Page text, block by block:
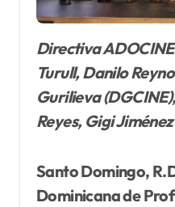
Directiva ADOCINE Ico Abreu, Elsa
Turull, Danilo
Gurilieva
Reyes, Gigi
Santo Domingo,
Dominicana de